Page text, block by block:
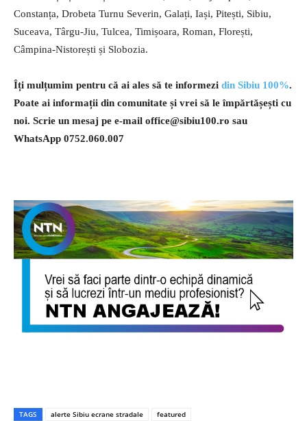
Constanța, Drobeta Turnu Severin, Galați, Iași, Pitești, Sibiu,
Suceava, Târgu-Jiu, Tulcea, Timișoara, Roman, Florești,
Câmpina-Nistorești și Slobozia.
Îți mulțumim pentru că ai ales să te informezi din Sibiu 100%.
Poate ai informații din comunitate și vrei să le împărtășești cu
noi. Scrie un mesaj pe e-mail office@sibiu100.ro sau
WhatsApp 0752.060.007
TAGS alerte Sibiu ecrane stradale featured